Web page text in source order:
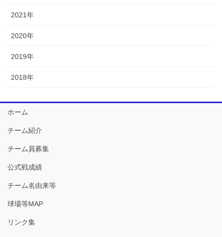
2021年
2020年
2019年
2018年
ホーム
チーム紹介
チーム員募集
公式戦成績
チーム名由来等
球場等MAP
リンク集